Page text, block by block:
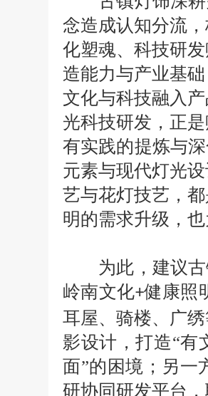
念造成认知分流
化塑魂、科技研
造能力与产业基
文化与科技融入
光科技研发，正
有实践的提炼与
元素与现代灯光
艺与花灯技艺，
明的需求升级，
为此，建议古
岭南文化+健康照
耳屋、骑楼、广
影设计，打造“有
面”的困境；另一
研协同研发平台